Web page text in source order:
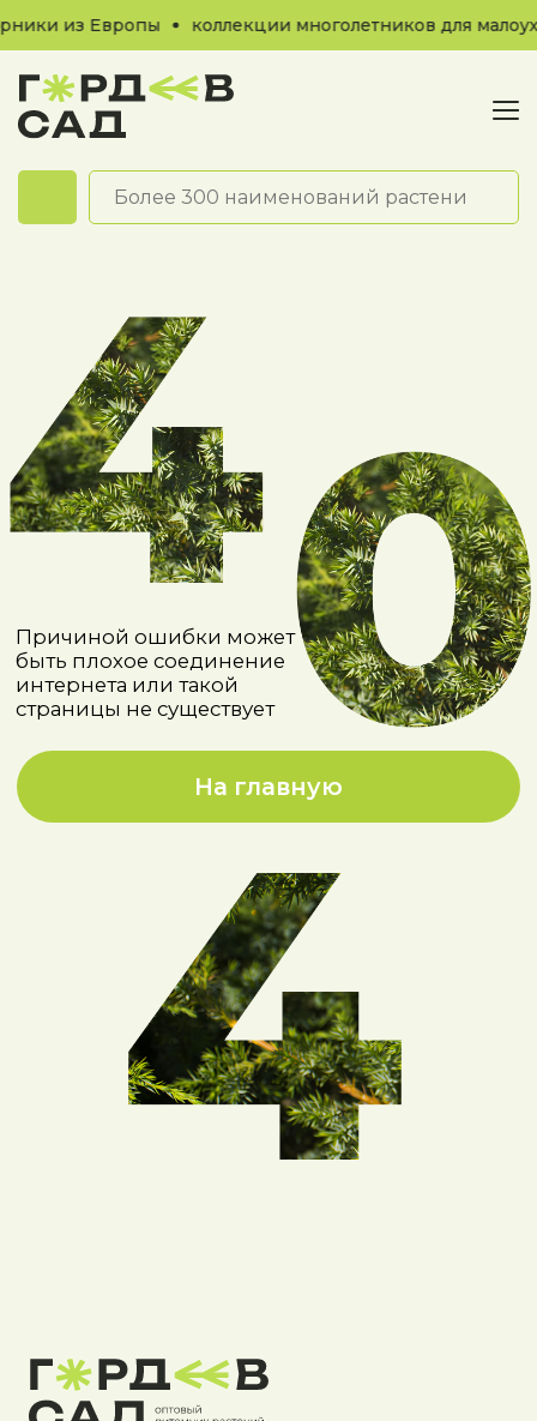
из Европы коллекции многолетников для
Причиной ошибки может
быть плохое соединение
интернета или такой
страницы не существует
На главную